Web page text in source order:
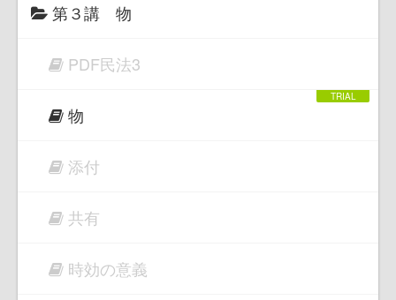
第３講 物
PDF民法3
物
添付
共有
時効の意義